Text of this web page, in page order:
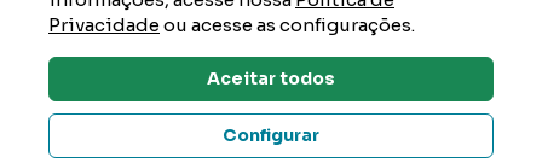
Dúvidas? Tire Aqui
Privacidadeou acesse as configurações.
Aceitar todos
Configurar